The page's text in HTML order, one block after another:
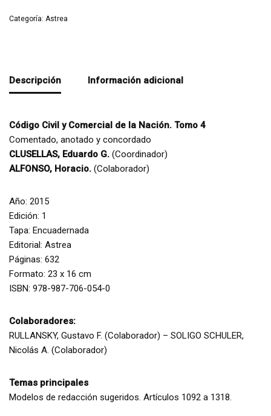
Categoría: Astrea
Descripción Información adicional
Código Civil y Comercial de la Nación. Tomo 4
Comentado, anotado y concordado
CLUSELLAS, Eduardo G. (Coordinador)
ALFONSO, Horacio. (Colaborador)
Año: 2015
Edición: 1
Tapa: Encuadernada
Editorial: Astrea
Páginas: 632
Formato: 23 x 16 cm
ISBN: 978-987-706-054-0
Colaboradores:
RULLANSKY, Gustavo F. (Colaborador) – SOLIGO SCHULER,
Nicolás A. (Colaborador)
Temas principales
Modelos de redacción sugeridos. Artículos 1092 a 1318.